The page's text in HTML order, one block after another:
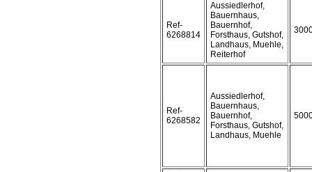
Ref-
6268814
Aussiedlerhof,
Bauernhaus,
Bauernhof,
Forsthaus, Gutshof,
Landhaus, Muehle,
Reiterhof
Ref-
6268582
Aussiedlerhof,
Bauernhaus,
Bauernhof,
Forsthaus, Gutshof,
Landhaus, Muehle